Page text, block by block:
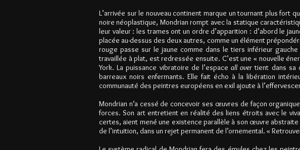
L’arrivée sur le nouveau continent marque un tournant plus fort
noire néoplastique, Mondrian rompt avec la statique
leur valeur : les trames ont un ordre d’apparition : d’abord le
placée au-dessus des deux autres, comme un élément
rouge passe sur le jaune comme dans le tiers inférieur
travaillée à plat, est redressée ensuite. C’est une « nouvelle
York. La puissance vibratoire de l’espaceall over tient dans sa
barreaux noirs enfermants. Elle fait écho à la libération
communauté des peintres européens en exil ajoute à
Mondrian n‘a cessé de concevoir ses œuvres de façon
forces. Son art entretient en réalité des liens étroits avec le
certes, aient mené une existence parallèle à son œuvre
de l’intuition, dans un rejet permanent de l’ornemental. «